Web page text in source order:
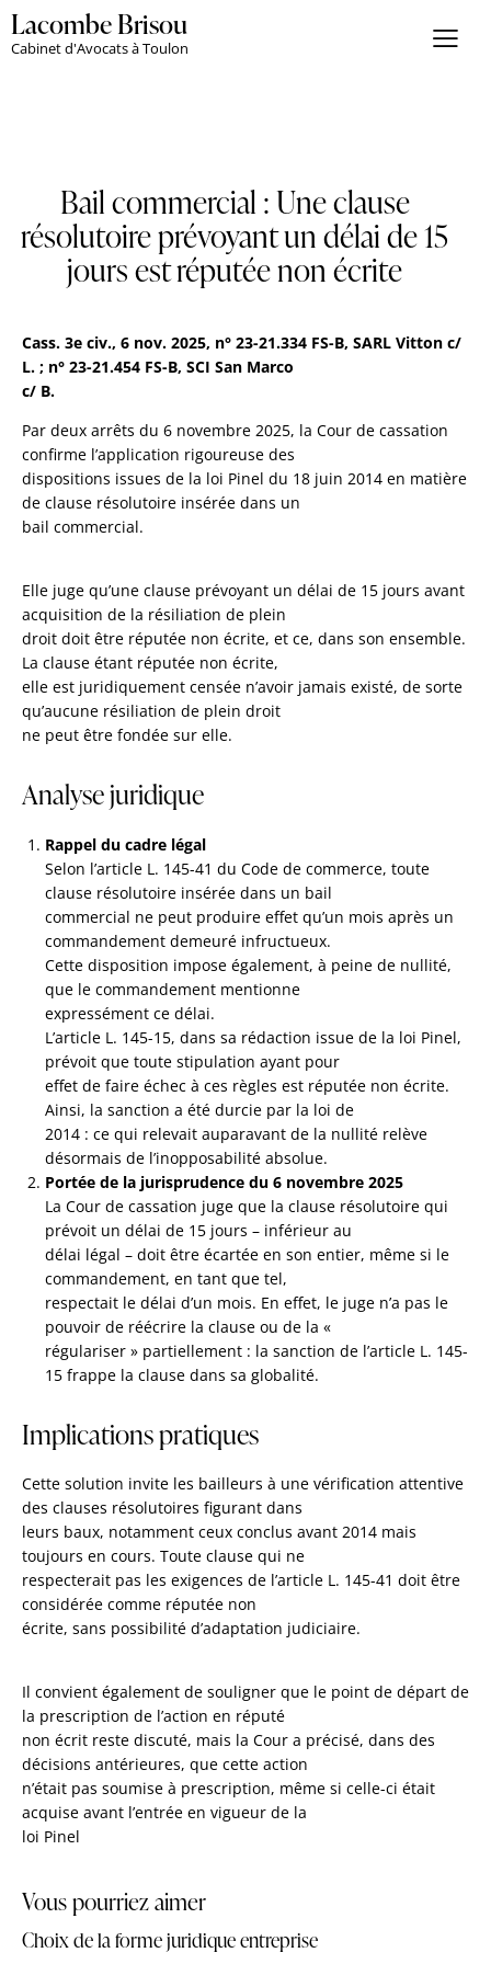
Lacombe Brisou
Cabinet d'Avocats à Toulon
Bail commercial : Une clause
résolutoire prévoyant un délai de 15
jours est réputée non écrite
Cass. 3e civ., 6 nov. 2025, n° 23-21.334 FS-B, SARL Vitton c/
L. ; n° 23-21.454 FS-B, SCI San Marco
c/ B.
Par deux arrêts du 6 novembre 2025, la Cour de cassation
confirme l’application rigoureuse des
dispositions issues de la loi Pinel du 18 juin 2014 en matière
de clause résolutoire insérée dans un
bail commercial.
Elle juge qu’une clause prévoyant un délai de 15 jours avant
acquisition de la résiliation de plein
droit doit être réputée non écrite, et ce, dans son ensemble.
La clause étant réputée non écrite,
elle est juridiquement censée n’avoir jamais existé, de sorte
qu’aucune résiliation de plein droit
ne peut être fondée sur elle.
Analyse juridique
Rappel du cadre légal
Selon l’article L. 145-41 du Code de commerce, toute
clause résolutoire insérée dans un bail
commercial ne peut produire effet qu’un mois après un
commandement demeuré infructueux.
Cette disposition impose également, à peine de nullité,
que le commandement mentionne
expressément ce délai.
L’article L. 145-15, dans sa rédaction issue de la loi Pinel,
prévoit que toute stipulation ayant pour
effet de faire échec à ces règles est réputée non écrite.
Ainsi, la sanction a été durcie par la loi de
2014 : ce qui relevait auparavant de la nullité relève
désormais de l’inopposabilité absolue.
Portée de la jurisprudence du 6 novembre 2025
La Cour de cassation juge que la clause résolutoire qui
prévoit un délai de 15 jours – inférieur au
délai légal – doit être écartée en son entier, même si le
commandement, en tant que tel,
respectait le délai d’un mois. En effet, le juge n’a pas le
pouvoir de réécrire la clause ou de la «
régulariser » partiellement : la sanction de l’article L. 145-
15 frappe la clause dans sa globalité.
Implications pratiques
Cette solution invite les bailleurs à une vérification attentive
des clauses résolutoires figurant dans
leurs baux, notamment ceux conclus avant 2014 mais
toujours en cours. Toute clause qui ne
respecterait pas les exigences de l’article L. 145-41 doit être
considérée comme réputée non
écrite, sans possibilité d’adaptation judiciaire.
Il convient également de souligner que le point de départ de
la prescription de l’action en réputé
non écrit reste discuté, mais la Cour a précisé, dans des
décisions antérieures, que cette action
n’était pas soumise à prescription, même si celle-ci était
acquise avant l’entrée en vigueur de la
loi Pinel
Vous pourriez aimer
Choix de la forme juridique entreprise